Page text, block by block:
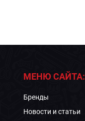
МЕНЮ САЙТА:
Бренды
Новости и статьи